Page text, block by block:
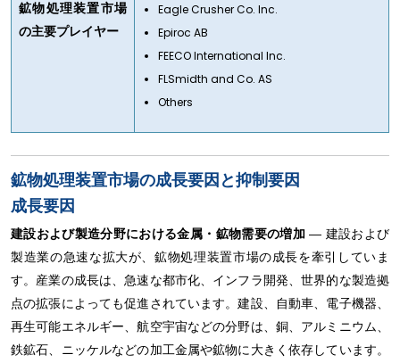
鉱物処理装置市場
の主要プレイヤー
Eagle Crusher Co. Inc.
Epiroc AB
FEECO International Inc.
FLSmidth and Co. AS
Others
鉱物処理装置市場の成長要因と抑制要因
成長要因
建設および製造分野における金属・鉱物需要の増加― 建設および
製造業の急速な拡大が、鉱物処理装置市場の成長を牽引していま
す。産業の成長は、急速な都市化、インフラ開発、世界的な製造拠
点の拡張によっても促進されています。建設、自動車、電子機器、
再生可能エネルギー、航空宇宙などの分野は、銅、アルミニウム、
鉄鉱石、ニッケルなどの加工金属や鉱物に大きく依存しています。